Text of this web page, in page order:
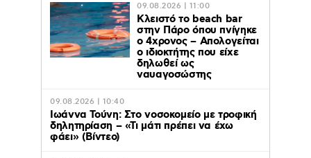
09.08.2026 | 11:00
Κλειστό το beach bar
στην Πάρο όπου πνίγηκε
ο 4χρονος – Απολογείται
ο ιδιοκτήτης που είχε
δηλωθεί ως
ναυαγοσώστης
09.08.2026 | 10:40
Ιωάννα Τούνη: Στο νοσοκομείο με τροφική
δηλητηρίαση – «Τι μάτι πρέπει να έχω
φάει» (Βίντεο)